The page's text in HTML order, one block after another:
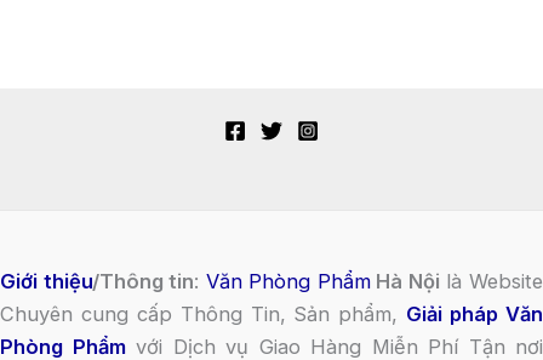
Giới thiệu/Thông tin: Văn Phòng PhẩmHà Nội là Website
Chuyên cung cấp Thông Tin, Sản phẩm, Giải pháp Văn
Phòng Phẩm với Dịch vụ Giao Hàng Miễn Phí Tận nơi